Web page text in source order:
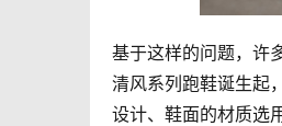
基于这样的问题，许
清风系列跑鞋诞生起
设计、鞋面的材质选